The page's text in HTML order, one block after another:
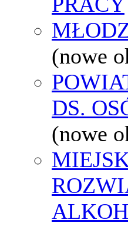
(nowe
DS.
(nowe